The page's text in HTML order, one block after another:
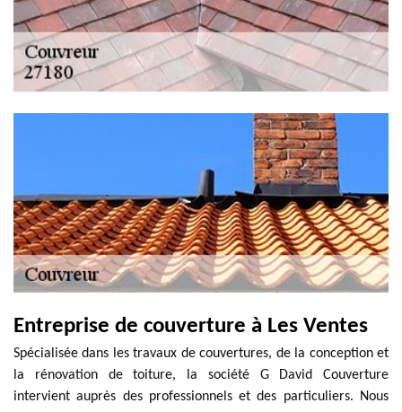
Entreprise de couverture à Les Ventes
Spécialisée dans les travaux de couvertures, de la conception et
la rénovation de toiture, la société G David Couverture
intervient auprès des professionnels et des particuliers. Nous